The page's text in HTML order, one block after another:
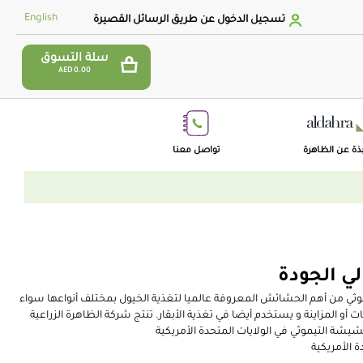
تسجيل الدخول عن طريق الرسائل القصيرة English
سلة التسوق
AED 0.00
عن الظاهرة تواصل معنا
الجودة
من أهم الحشائش المعروفة عالميا لتغذية الخيول بمختلف أنواعها سواء
أو المزاينة و يستخدم أيضا في تغذية الأبقار. تنتج شركة الظاهرة الزراعية
التيموثي في الولايات المتحدة الأمريكية
الأمريكية